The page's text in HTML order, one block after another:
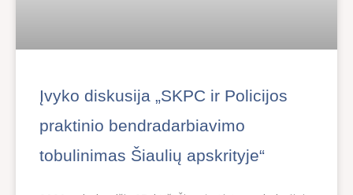
Įvyko diskusija „SKPC ir Policijos
praktinio bendradarbiavimo
tobulinimas Šiaulių apskrityje“